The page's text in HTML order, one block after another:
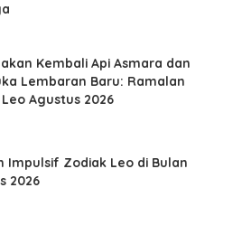
Kembali Api Asmara dan
Lembaran Baru: Ramalan
Agustus 2026
Impulsif Zodiak Leo di Bulan
2026